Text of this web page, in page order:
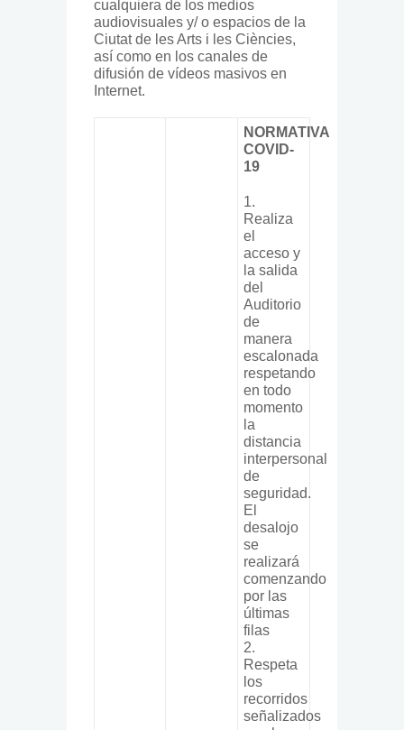
cualquiera de los medios
audiovisuales y/ o espacios de la
Ciutat de les Arts i les Ciències,
así como en los canales de
difusión de vídeos masivos en
Internet.
NORMATIVA
COVID-
19
1.
Realiza
el
acceso y
la salida
del
Auditorio
de
manera
escalonada
respetando
en todo
momento
la
distancia
interpersonal
de
seguridad.
El
desalojo
se
realizará
comenzando
por las
últimas
filas
2.
Respeta
los
recorridos
señalizados